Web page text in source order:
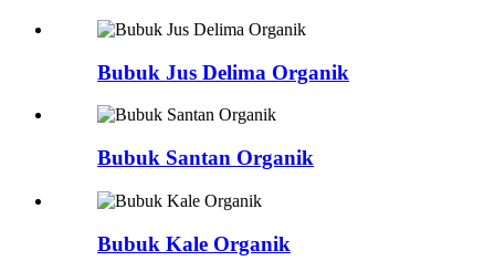
Bubuk Jus Delima Organik
Bubuk Santan Organik
Bubuk Kale Organik